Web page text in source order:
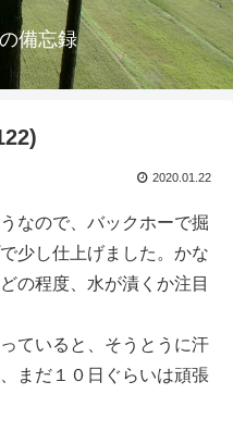
備忘録
2020.01.22
なので、バックホーで掘
少し仕上げました。かな
の程度、水が漬くか注目
ていると、そうとうに汗
まだ１０日ぐらいは頑張